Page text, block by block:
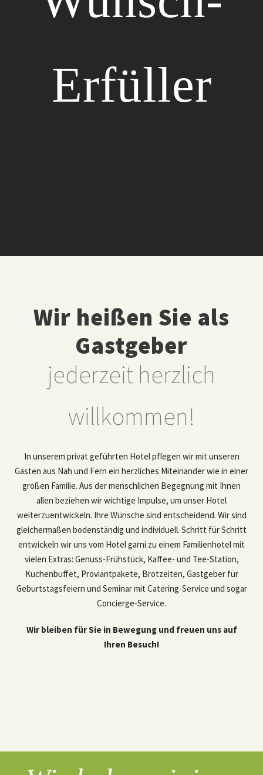
Erfüller
Wir heißen Sie als
Gastgeber
jederzeit herzlich
willkommen!
In unserem privat geführten Hotel pflegen wir mit unseren
Gästen aus Nah und Fern ein herzliches Miteinander wie in einer
großen Familie. Aus der menschlichen Begegnung mit Ihnen
allen beziehen wir wichtige Impulse, um unser Hotel
weiterzuentwickeln. Ihre Wünsche sind entscheidend. Wir sind
gleichermaßen bodenständig und individuell. Schritt für Schritt
entwickeln wir uns vom Hotel garni zu einem Familienhotel mit
vielen Extras: Genuss-Frühstück, Kaffee- und Tee-Station,
Kuchenbuffet, Proviantpakete, Brotzeiten, Gastgeber für
Geburtstagsfeiern und Seminar mit Catering-Service und sogar
Concierge-Service.
Wir bleiben für Sie in Bewegung und freuen uns auf
Ihren Besuch!